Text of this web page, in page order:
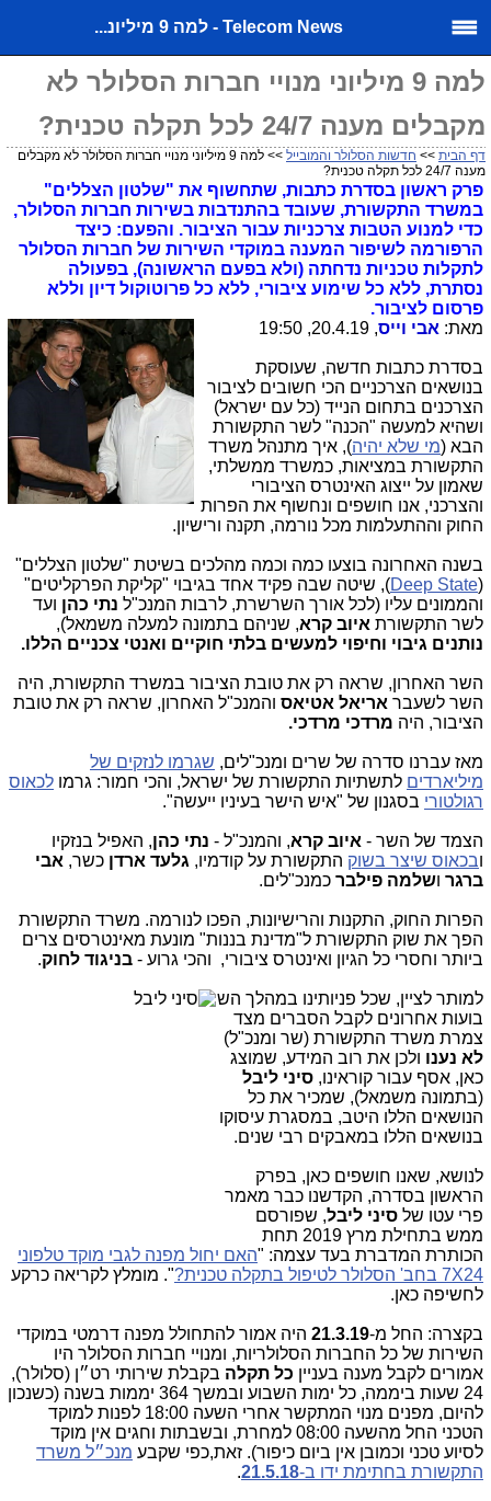
Telecom News - למה 9 מיליונ...
למה 9 מיליוני מנויי חברות הסלולר לא
מקבלים מענה 24/7 לכל תקלה טכנית?
דף הבית >> חדשות הסלולר והמובייל
>> למה 9 מיליוני מנויי חברות הסלולר לא מקבלים
מענה 24/7 לכל תקלה טכנית?
פרק ראשון בסדרת כתבות, שתחשוף את "שלטון הצללים"
במשרד התקשורת, שעובד בהתנדבות בשירות חברות הסלולר,
כדי למנוע הטבות צרכניות עבור הציבור. והפעם: כיצד
הרפורמה לשיפור המענה במוקדי השירות של חברות הסלולר
לתקלות טכניות נדחתה (ולא בפעם הראשונה), בפעולה
נסתרת, ללא כל שימוע ציבורי, ללא כל פרוטוקול דיון וללא
פרסום לציבור.
מאת: אבי וייס, 20.4.19, 19:50
בסדרת כתבות חדשה, שעוסקת
בנושאים הצרכניים הכי חשובים לציבור
הצרכנים בתחום הנייד (כל עם ישראל)
ושהיא למעשה "הכנה" לשר התקשורת
הבא (מי שלא יהיה), איך מתנהל משרד
התקשורת במציאות, כמשרד ממשלתי,
שאמון על ייצוג האינטרס הציבורי
והצרכני, אנו חושפים ונחשוף את הפרות
החוק וההתעלמות מכל נורמה, תקנה ורישיון.
בשנה האחרונה בוצעו כמה וכמה מהלכים בשיטת "שלטון הצללים"
(
Deep State), שיטה שבה פקיד אחד בגיבוי "קליקת הפרקליטים"
והממונים עליו (לכל אורך השרשרת, לרבות המנכ"ל נתי כהן ועד
לשר התקשורת איוב קרא, שניהם בתמונה למעלה משמאל),
נותנים גיבוי וחיפוי למעשים בלתי חוקיים ואנטי צכניים הללו.
השר האחרון, שראה רק את טובת הציבור במשרד התקשורת, היה
השר לשעבר אריאל אטיאס והמנכ"ל האחרון, שראה רק את טובת
הציבור, היה מרדכי מרדכי.
מאז עברנו סדרה של שרים ומנכ"לים, שגרמו לנזקים של
מיליארדים לתשתיות התקשורת של ישראל, והכי חמור: גרמו לכאוס
רגולטורי בסגנון של "איש הישר בעיניו ייעשה".
הצמד של השר - איוב קרא, והמנכ"ל - נתי כהן, האפיל בנזקיו
ובכאוס שיצר בשוק התקשורת על קודמיו, גלעד ארדן כשר, אבי
ברגר ושלמה פילבר כמנכ"לים.
הפרות החוק, התקנות והרישיונות, הפכו לנורמה. משרד התקשורת
הפך את שוק התקשורת ל"מדינת בננות" מונעת מאינטרסים צרים
ביותר וחסרי כל הגיון ואינטרס ציבורי, והכי גרוע - בניגוד לחוק.
למותר לציין, שכל פניותינו במהלך הש
בועות אחרונים לקבל הסברים מצד
צמרת משרד התקשורת (שר ומנכ"ל)
לא נענו ולכן את רוב המידע, שמוצג
כאן, אסף עבור קוראינו, סיני ליבל
(בתמונה משמאל), שמכיר את כל
הנושאים הללו היטב, במסגרת עיסוקו
בנושאים הללו במאבקים רבי שנים.
לנושא, שאנו חושפים כאן, בפרק
הראשון בסדרה, הקדשנו כבר מאמר
פרי עטו של סיני ליבל, שפורסם
ממש בתחילת מרץ 2019 תחת
הכותרת המדברת בעד עצמה: "האם יחול מפנה לגבי מוקד טלפוני
7X24 בחב' הסלולר לטיפול בתקלה טכנית?
". מומלץ לקריאה כרקע
לחשיפה כאן.
בקצרה: החל מ-21.3.19 היה אמור להתחולל מפנה דרמטי במוקדי
השירות של כל החברות הסלולריות, ומנויי חברות הסלולר היו
אמורים לקבל מענה בעניין כל תקלה בקבלת שירותי רט״ן (סלולר),
24 שעות ביממה, כל ימות השבוע ובמשך 364 יממות בשנה (כשנכון
להיום, מפנים מנוי המתקשר אחרי השעה 18:00 לפנות למוקד
הטכני החל מהשעה 08:00 למחרת, ובשבתות וחגים אין מוקד
לסיוע טכני וכמובן אין ביום כיפור). זאת,כפי שקבע מנכ״ל משרד
התקשורת בחתימת ידו ב-21.5.18
.